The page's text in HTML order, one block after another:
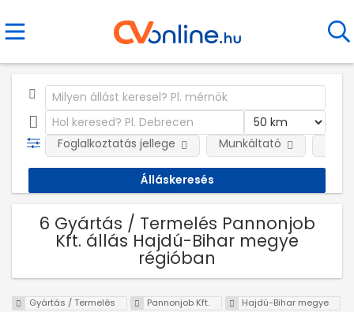
Foglalkoztatás jellege Munkáltató
6 Gyártás / Termelés Pannonjob
Kft. állás Hajdú-Bihar megye
régióban
Gyártás / Termelés Pannonjob Kft.
Hajdú-Bihar megye